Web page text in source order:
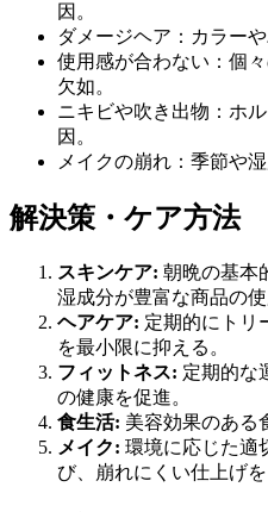
因。
ダメージヘア：カラー
使用感が合わない：個
欠如。
ニキビや吹き出物：ホ
因。
メイクの崩れ：季節や
解決策・ケア方法
スキンケア: 朝晩の基本
湿成分が豊富な商品の使
ヘアケア: 定期的にトリ
を最小限に抑える。
フィットネス: 定期的な
の健康を促進。
食生活: 美容効果のある
メイク: 環境に応じた適
び、崩れにくい仕上げを